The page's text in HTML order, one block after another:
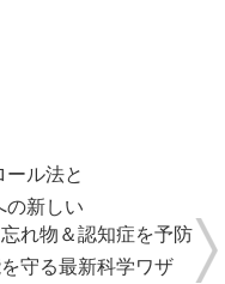
ル法と
の新しい
れ物＆認知症を予防
守る最新科学ワザ